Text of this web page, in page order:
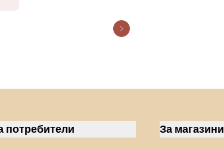
потребители За магазини